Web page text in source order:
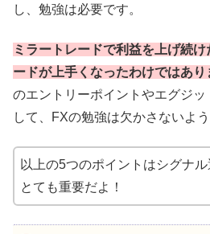
し、勉強は必要です。
ミラートレードで利益を上げ続
ードが上手くなったわけではあり
のエントリーポイントやエグジ
して、FXの勉強は欠かさないよ
以上の5つのポイントはシグナ
とても重要だよ！